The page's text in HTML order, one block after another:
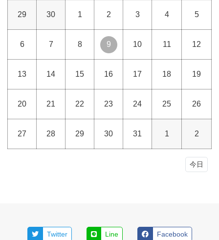
29 30 1 2 3 4 5
6 7 8 9 10 11 12
13 14 15 16 17 18 19
20 21 22 23 24 25 26
27 28 29 30 31 1 2
今日
Twitter Line Facebook